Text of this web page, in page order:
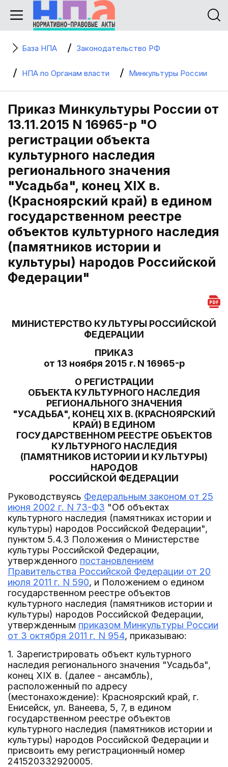
База НПА Законодательство РФ
НПА по Органам власти Минкультуры России
Приказ Минкультуры России от
13.11.2015 N 16965-р "О
регистрации объекта
культурного наследия
регионального значения
"Усадьба", конец XIX в.
(Красноярский край) в едином
государственном реестре
объектов культурного наследия
(памятников истории и
культуры) народов Российской
Федерации"
МИНИСТЕРСТВО КУЛЬТУРЫ РОССИЙСКОЙ
ФЕДЕРАЦИИ
ПРИКАЗ
от 13 ноября 2015 г. N 16965-р
О РЕГИСТРАЦИИ
ОБЪЕКТА КУЛЬТУРНОГО НАСЛЕДИЯ
РЕГИОНАЛЬНОГО ЗНАЧЕНИЯ
"УСАДЬБА", КОНЕЦ XIX В. (КРАСНОЯРСКИЙ
КРАЙ) В ЕДИНОМ
ГОСУДАРСТВЕННОМ РЕЕСТРЕ ОБЪЕКТОВ
КУЛЬТУРНОГО НАСЛЕДИЯ
(ПАМЯТНИКОВ ИСТОРИИ И КУЛЬТУРЫ)
НАРОДОВ
РОССИЙСКОЙ ФЕДЕРАЦИИ
Руководствуясь Федеральным законом от 25
июня 2002 г. N 73-ФЗ "Об объектах
культурного наследия (памятниках истории и
культуры) народов Российской Федерации",
пунктом 5.4.3 Положения о Министерстве
культуры Российской Федерации,
утвержденного постановлением
Правительства Российской Федерации от 20
июля 2011 г. N 590, и Положением о едином
государственном реестре объектов
культурного наследия (памятников истории и
культуры) народов Российской Федерации,
утвержденным приказом Минкультуры России
от 3 октября 2011 г. N 954, приказываю:
1. Зарегистрировать объект культурного
наследия регионального значения "Усадьба",
конец XIX в. (далее - ансамбль),
расположенный по адресу
(местонахождение): Красноярский край, г.
Енисейск, ул. Ванеева, 5, 7, в едином
государственном реестре объектов
культурного наследия (памятников истории и
культуры) народов Российской Федерации и
присвоить ему регистрационный номер
241520332920005.